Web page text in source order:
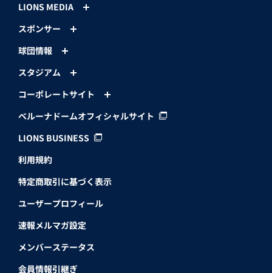
LIONS MEDIA
スポンサー
球団情報
スタジアム
コーポレートサイト
ベルーナドームオフィシャルサイト
LIONS BUSINESS
利用規約
特定商取引に基づく表示
ユーザープロフィール
速報メルマガ設定
メンバーステータス
会員情報引継ぎ